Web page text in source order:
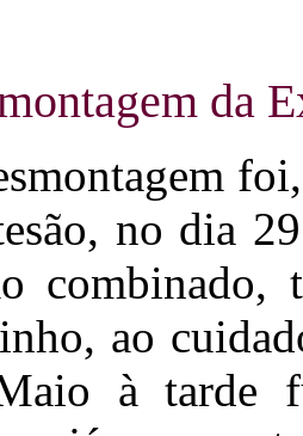
da
no dia
ao
à tarde